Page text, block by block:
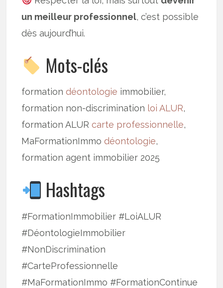
un meilleur professionnel, c’est possible
dès aujourd’hui.
Mots-clés
formationdéontologie immobilier,
formation non-discrimination loi ALUR,
formation ALURcarte professionnelle,
MaFormationImmodéontologie,
formation agent immobilier 2025
Hashtags
#FormationImmobilier #LoiALUR
#DéontologieImmobilier
#NonDiscrimination
#CarteProfessionnelle
#MaFormationImmo #FormationContinue